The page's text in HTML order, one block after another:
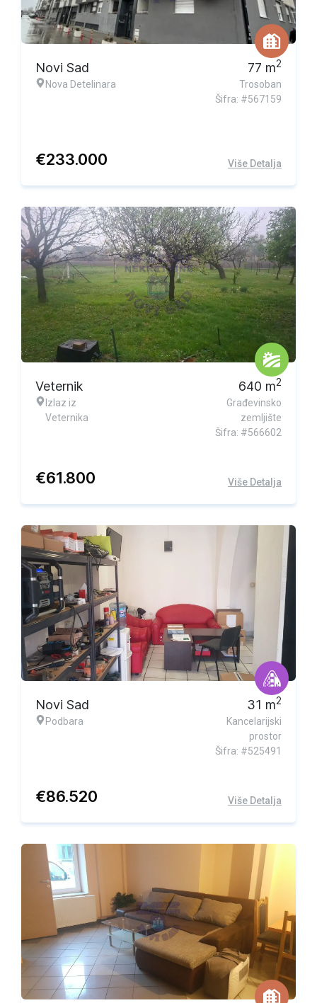
Ekskluzivna ponuda
Novi Sad
Nova Detelinara
77 m2
Trosoban
Šifra: #567159
€233.000 Više Detalja
Veternik
Izlaz iz
Veternika
640 m2
Građevinsko
zemljište
Šifra: #566602
€61.800 Više Detalja
Novi Sad
Podbara
31 m2
Kancelarijski
prostor
Šifra: #525491
€86.520 Više Detalja